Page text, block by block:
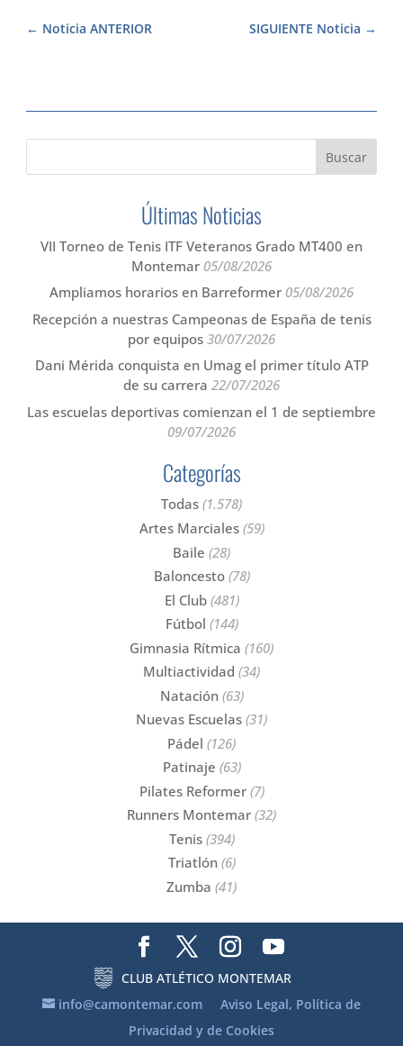
SIGUIENTE Noticia
Noticia ANTERIOR
Últimas Noticias
VII Torneo de Tenis ITF Veteranos Grado MT400 en
Montemar 05/08/2026
Ampliamos horarios en Barreformer 05/08/2026
Recepción a nuestras Campeonas de España de tenis
por equipos 30/07/2026
Dani Mérida conquista en Umag el primer título ATP
de su carrera 22/07/2026
Las escuelas deportivas comienzan el 1 de septiembre
09/07/2026
Categorías
Todas (1.578)
Artes Marciales(59)
Baile (28)
Baloncesto(78)
El Club(481)
Fútbol (144)
Gimnasia Rítmica (160)
Multiactividad (34)
Natación(63)
Nuevas Escuelas (31)
Pádel (126)
Patinaje (63)
Pilates Reformer(7)
Runners Montemar (32)
Tenis(394)
Triatlón(6)
Zumba (41)
CLUB ATLÉTICO MONTEMAR
info@camontemar.com
Aviso Legal, Política de
Privacidad y de Cookies